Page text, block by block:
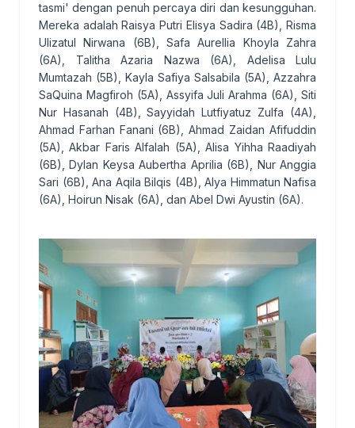
tasmi' dengan penuh percaya diri dan kesungguhan.
Mereka adalah Raisya Putri Elisya Sadira (4B), Risma
Ulizatul Nirwana (6B), Safa Aurellia Khoyla Zahra
(6A), Talitha Azaria Nazwa (6A), Adelisa Lulu
Mumtazah (5B), Kayla Safiya Salsabila (5A), Azzahra
SaQuina Magfiroh (5A), Assyifa Juli Arahma (6A), Siti
Nur Hasanah (4B), Sayyidah Lutfiyatuz Zulfa (4A),
Ahmad Farhan Fanani (6B), Ahmad Zaidan Afifuddin
(5A), Akbar Faris Alfalah (5A), Alisa Yihha Raadiyah
(6B), Dylan Keysa Aubertha Aprilia (6B), Nur Anggia
Sari (6B), Ana Aqila Bilqis (4B), Alya Himmatun Nafisa
(6A), Hoirun Nisak (6A), dan Abel Dwi Ayustin (6A).